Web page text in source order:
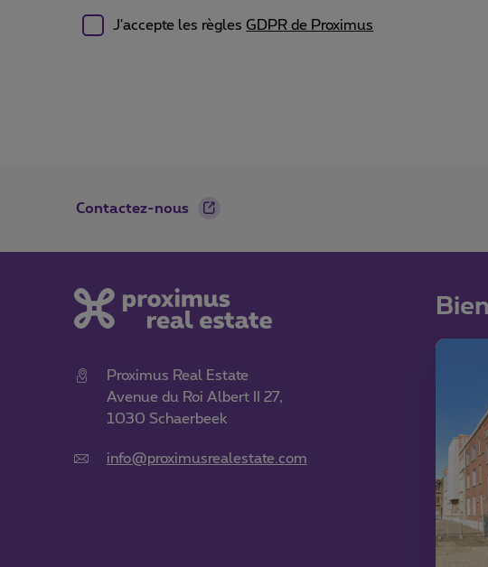
J'accepte les règles GDPR de Proximus
Contactez-nous
Proximus Real Estate
Avenue du Roi Albert II 27,
1030 Schaerbeek
info@proximusrealestate.com